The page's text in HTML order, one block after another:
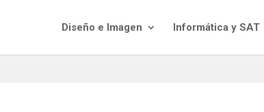
Diseño e Imagen Informática y SAT